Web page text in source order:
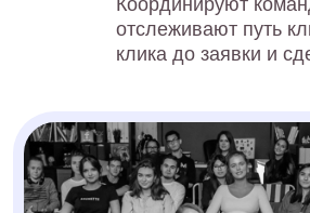
Не знаете, как
продвигаться
в соцсетях?